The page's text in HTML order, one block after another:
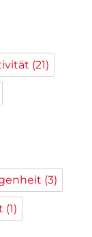
(21)
(3)
(1)